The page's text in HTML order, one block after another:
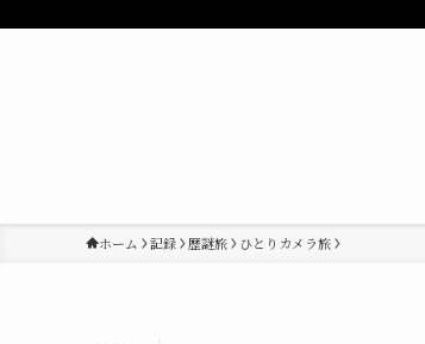
ホーム 記録 歴謎旅 ひとりカメラ旅